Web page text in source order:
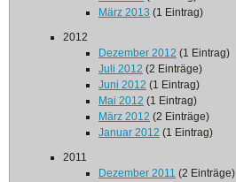
März 2013 (1 Eintrag)
2012
Dezember 2012 (1 Eintrag)
Juli 2012 (2 Einträge)
Juni 2012 (1 Eintrag)
Mai 2012 (1 Eintrag)
März 2012 (2 Einträge)
Januar 2012 (1 Eintrag)
2011
Dezember 2011 (2 Einträge)